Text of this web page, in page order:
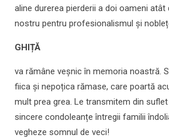
aline durerea pierderii a doi oameni atât
nostru pentru profesionalismul și
GHIȚĂ
va rămâne veșnic în memoria noastră.
fiica și nepoțica rămase, care poartă
mult prea grea. Le transmitem din
sincere condoleanțe întregii familii
vegheze somnul de veci!